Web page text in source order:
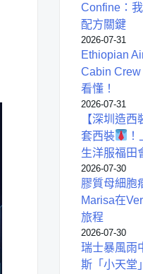
Confine：
配方關鍵
2026-07-31
Ethiopian
Cabin Crew
看懂！
2026-07-31
【深圳造
套西裝
生洋服福田
2026-07-30
膠質母細胞
Marisa在
旅程
2026-07-30
瑞士暴風雨
斯「小天堂